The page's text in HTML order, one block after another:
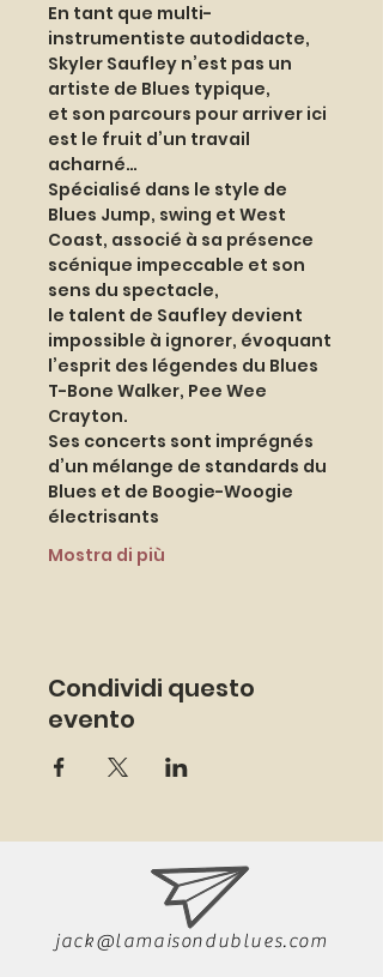
En tant que multi-
instrumentiste autodidacte,
Skyler Saufley n’est pas un
artiste de Blues typique,
et son parcours pour arriver ici
est le fruit d’un travail
acharné…
Spécialisé dans le style de
Blues Jump, swing et West
Coast, associé à sa présence
scénique impeccable et son
sens du spectacle,
le talent de Saufley devient
impossible à ignorer, évoquant
l’esprit des légendes du Blues
T-Bone Walker, Pee Wee
Crayton.
Ses concerts sont imprégnés
d’un mélange de standards du
Blues et de Boogie-Woogie
électrisants
Mostra di più
Condividi questo
evento
jack@lamaisondublues.com